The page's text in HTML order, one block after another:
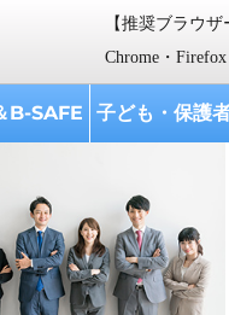
研究所
の支援、 教育に携わる人材
【推奨ブラウザ
Chrome・
B-SAFE 子ども・保護